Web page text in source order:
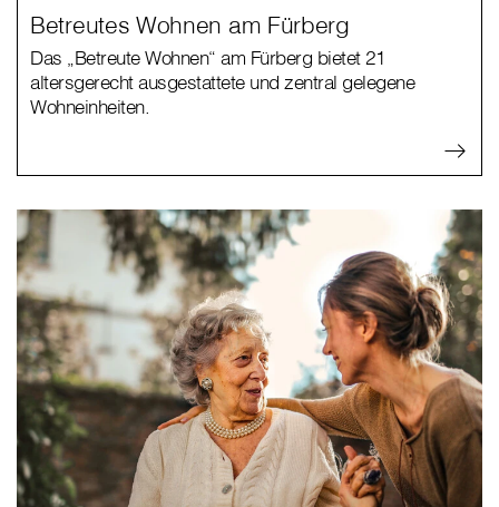
Betreutes Wohnen am Fürberg
Das „Betreute Wohnen“ am Fürberg bietet 21
altersgerecht ausgestattete und zentral gelegene
Wohneinheiten.